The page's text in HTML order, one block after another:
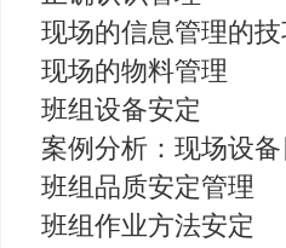
现场的信息管理的技
现场的物料管理
班组设备安定
案例分析：现场设
班组品质安定管理
班组作业方法安定